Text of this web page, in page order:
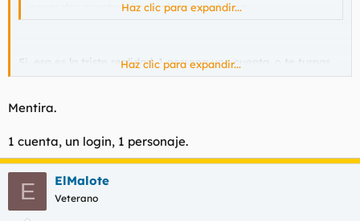
pagar dos cuentas si quereis jugar a la vez.
Haz clic para expandir...
Si, esa es la triste realidad. 1 persona una cuenta, o te turnas
con la otra persona.
misma cuenta con realms diferentes. ¿Verdad , mentira?
Haz clic para expandir...
Mentira.
1 cuenta, un login, 1 personaje.
E ElMalote
Veterano